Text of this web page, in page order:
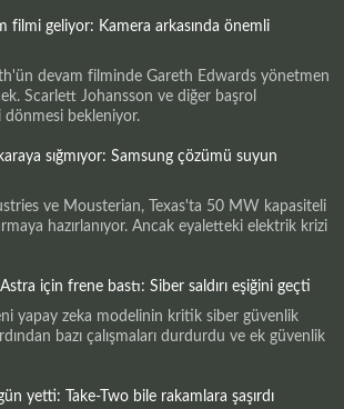
filmi geliyor: Kamera arkasında önemli
devam filminde Gareth Edwards yönetmen
Scarlett Johansson ve diğer başrol
dönmesi bekleniyor.
sığmıyor: Samsung çözümü suyun
ve Mousterian, Texas'ta 50 MW kapasiteli
hazırlanıyor. Ancak eyaletteki elektrik krizi
için frene bastı: Siber saldırı eşiğini geçti
yapay zeka modelinin kritik siber güvenlik
bazı çalışmaları durdurdu ve ek güvenlik
yetti: Take-Two bile rakamlara şaşırdı